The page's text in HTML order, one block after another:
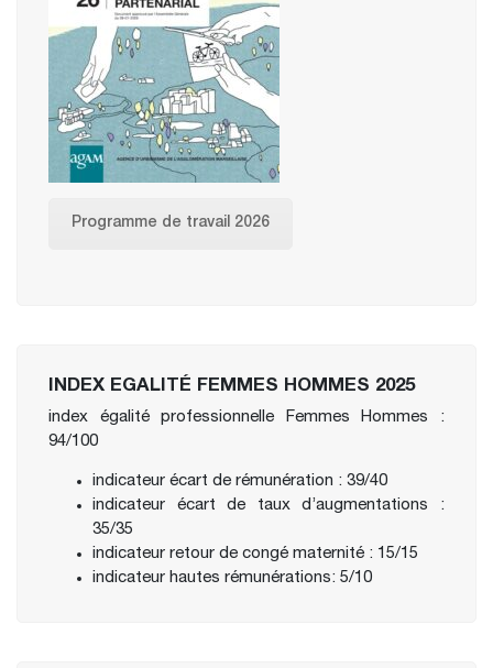
Programme de travail 2026
INDEX EGALITÉ FEMMES HOMMES 2025
index égalité professionnelle Femmes Hommes :
94/100
indicateur écart de rémunération : 39/40
indicateur écart de taux d’augmentations :
35/35
indicateur retour de congé maternité : 15/15
indicateur hautes rémunérations: 5/10